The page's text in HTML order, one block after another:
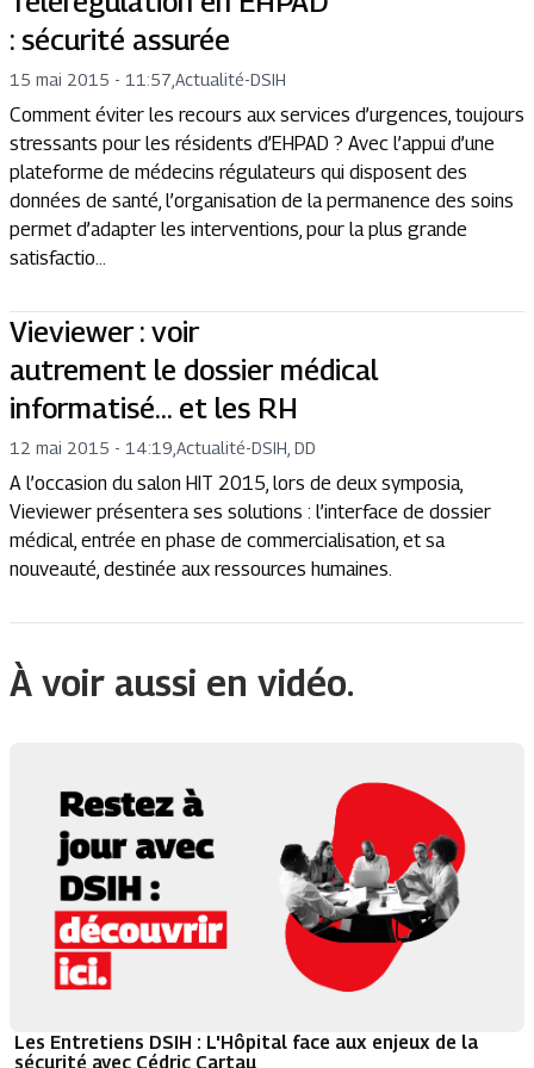
: sécurité assurée
15 mai 2015 - 11:57 Actualité-DSIH
Comment éviter les recours aux services d’urgences, toujours
stressants pour les résidents d’EHPAD ? Avec l’appui d’une
plateforme de médecins régulateurs qui disposent des
données de santé, l’organisation de la permanence des soins
permet d’adapter les interventions, pour la plus grande
satisfactio...
Vieviewer : voir
autrement le dossier médical
informatisé… et les RH
12 mai 2015 - 14:19 Actualité-DSIH, DD
A l’occasion du salon HIT 2015, lors de deux symposia,
Vieviewer présentera ses solutions : l’interface de dossier
médical, entrée en phase de commercialisation, et sa
nouveauté, destinée aux ressources humaines.
À voir aussi en vidéo.
Les Entretiens DSIH : L'Hôpital face aux enjeux de la
sécurité avec Cédric Cartau